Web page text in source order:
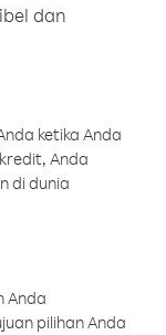
dan
ketika Anda
Anda
di dunia
Anda
pilihan Anda